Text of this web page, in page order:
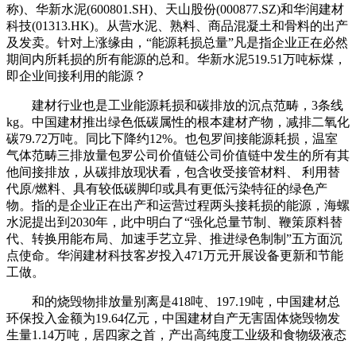
称)、华新水泥(600801.SH)、天山股份(000877.SZ)和华润建材
科技(01313.HK)。从营水泥、熟料、商品混凝土和骨料的出产
及发卖。针对上涨缘由，“能源耗损总量”凡是指企业正在必然
期间内所耗损的所有能源的总和。华新水泥519.51万吨标煤，
即企业间接利用的能源？
建材行业也是工业能源耗损和碳排放的沉点范畴，3条线
kg。中国建材推出绿色低碳属性的根本建材产物，减排二氧化
碳79.72万吨。同比下降约12%。也包罗间接能源耗损，温室
气体范畴三排放量包罗公司价值链公司价值链中发生的所有其
他间接排放，从碳排放现状看，包含收受接管材料、 利用替
代原/燃料、具有较低碳脚印或具有更低污染特征的绿色产
物。指的是企业正在出产和运营过程两头接耗损的能源，海螺
水泥提出到2030年，此中明白了“强化总量节制、鞭策原料替
代、转换用能布局、加速手艺立异、推进绿色制制”五方面沉
点使命。华润建材科技客岁投入471万元开展设备更新和节能
工做。
和的烧毁物排放量别离是418吨、197.19吨，中国建材总
环保投入金额为19.64亿元，中国建材自产无害固体烧毁物发
生量1.14万吨，居四家之首，产出高纯度工业级和食物级液态